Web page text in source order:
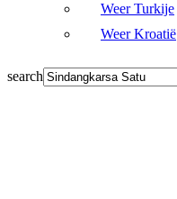
Weer Turkije
Weer Kroatië
search